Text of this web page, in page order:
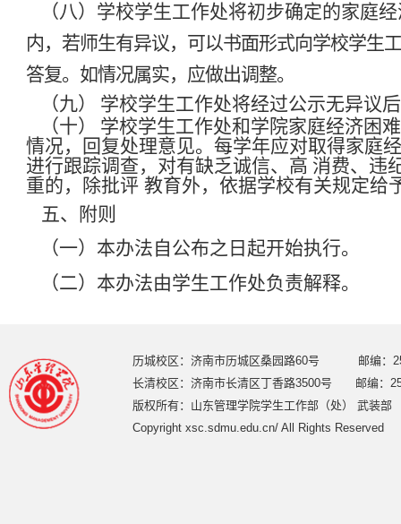
（八）学校学生工作处将初步确定的家庭
内，若师生有异议，可以书面形式向学校学生
答复。如情况属实，应做出调整。
（九）
学校学生工作处将经过公示无异议
（十）
学校学生工作处和学院家庭经济困
情况，回复处理意见。每学年应对取得家庭
进行跟踪调查，对有缺乏诚信、高 消费、违
重的，除批评 教育外，依据学校有关规定给
五、附则
（一）本办法自公布之日起开始执行。
（二）本办法由学生工作处负责解释。
历城校区：济南市历城区桑园路60号 邮编：
长清校区：济南市长清区丁香路3500号 邮编：
版权所有：山东管理学院学生工作部（处） 武装部
Copyright xsc.sdmu.edu.cn/ All Rights Reserved